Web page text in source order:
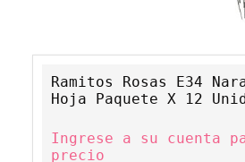
Ramitos Rosas E34
Hoja Paquete X 12
Ingrese a su cuenta
precio